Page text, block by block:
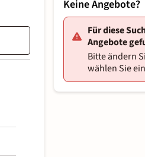
Keine Angebote?
Für diese
Angebote
Bitte ändern
wählen Sie